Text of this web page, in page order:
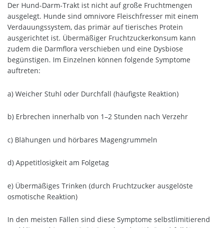
Der Hund-Darm-Trakt ist nicht auf große Fruchtmengen
ausgelegt. Hunde sind omnivore Fleischfresser mit einem
Verdauungssystem, das primär auf tierisches Protein
ausgerichtet ist. Übermäßiger Fruchtzuckerkonsum kann
zudem die Darmflora verschieben und eine Dysbiose
begünstigen. Im Einzelnen können folgende Symptome
auftreten:
a) Weicher Stuhl oder Durchfall (häufigste Reaktion)
b) Erbrechen innerhalb von 1–2 Stunden nach Verzehr
c) Blähungen und hörbares Magengrummeln
d) Appetitlosigkeit am Folgetag
e) Übermäßiges Trinken (durch Fruchtzucker ausgelöste
osmotische Reaktion)
In den meisten Fällen sind diese Symptome selbstlimitierend